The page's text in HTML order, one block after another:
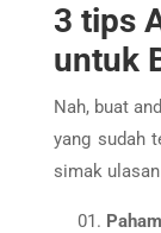
3 tips
untuk
Nah, buat
yang sudah
simak